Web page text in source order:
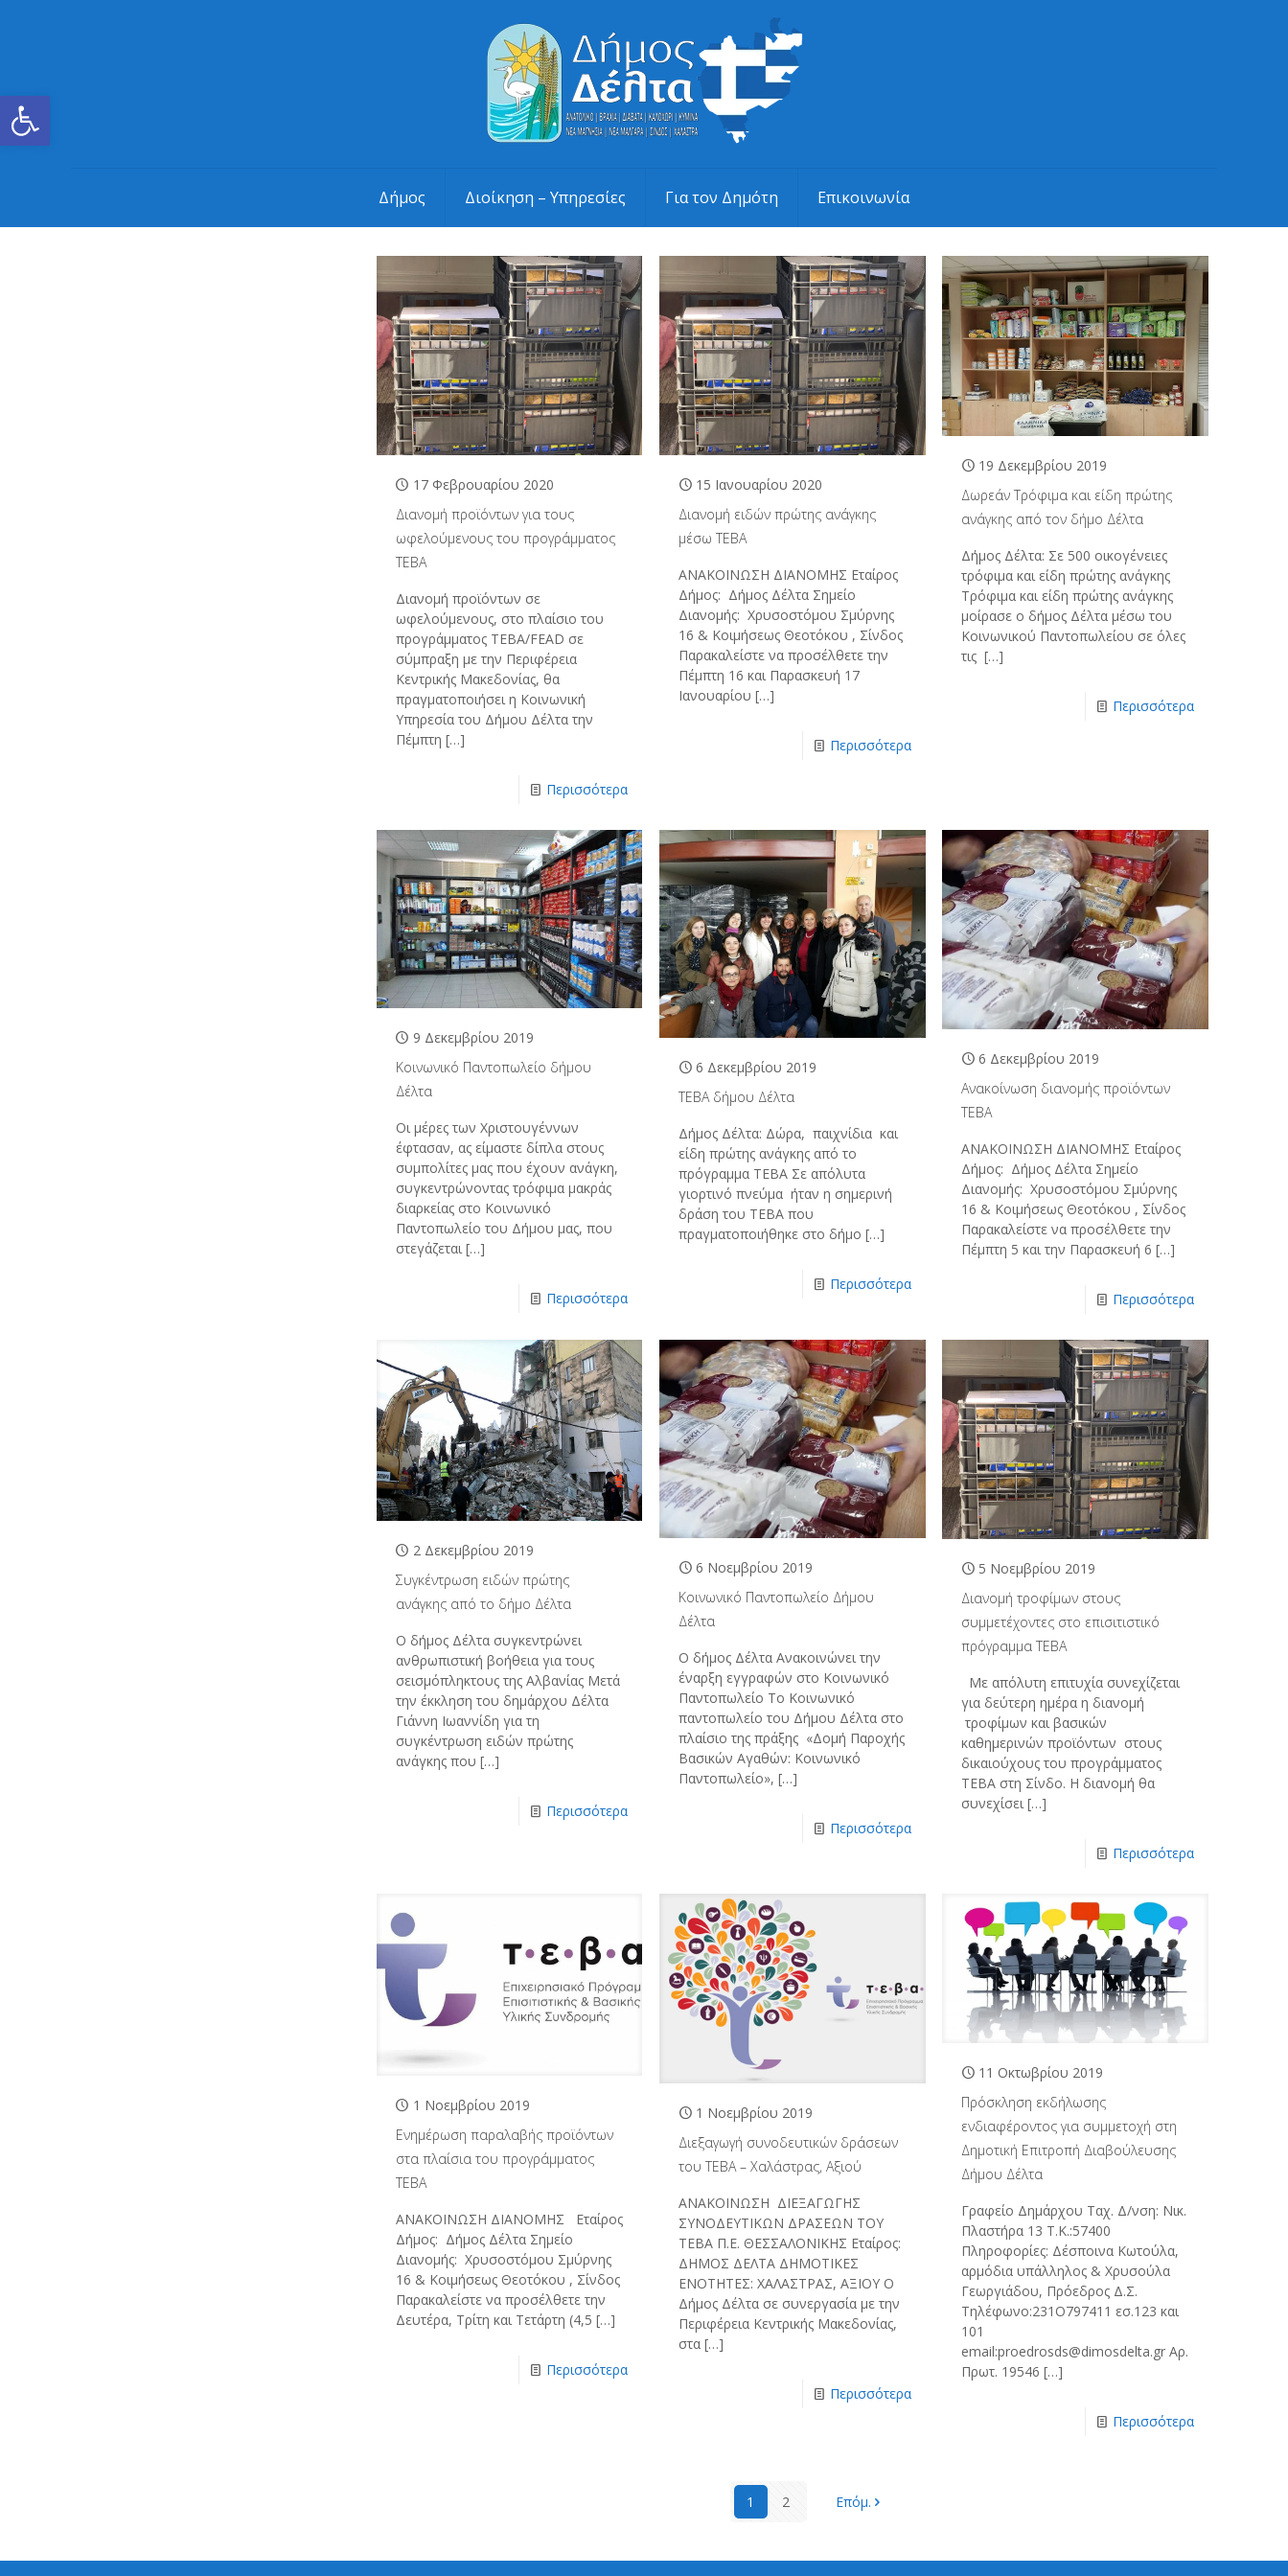
Ανοίξτε τη γραμμή εργαλείων
Δήμος Διοίκηση – Υπηρεσίες Για τον Δημότη Επικοινωνία
17 Φεβρουαρίου 2020
Διανομή προϊόντων για τους
ωφελούμενους του προγράμματος
ΤΕΒΑ
Διανομή προϊόντων σε
ωφελούμενους, στο πλαίσιο του
προγράμματος ΤΕΒΑ/FEAD σε
σύμπραξη με την Περιφέρεια
Κεντρικής Μακεδονίας, θα
πραγματοποιήσει η Κοινωνική
Υπηρεσία του Δήμου Δέλτα την
Πέμπτη […]
Περισσότερα
15 Ιανουαρίου 2020
Διανομή ειδών πρώτης ανάγκης
μέσω ΤΕΒΑ
ΑΝΑΚΟΙΝΩΣΗ ΔΙΑΝΟΜΗΣ Εταίρος
Δήμος: Δήμος Δέλτα Σημείο
Διανομής: Χρυσοστόμου Σμύρνης
16 & Κοιμήσεως Θεοτόκου , Σίνδος
Παρακαλείστε να προσέλθετε την
Πέμπτη 16 και Παρασκευή 17
Ιανουαρίου […]
Περισσότερα
19 Δεκεμβρίου 2019
Δωρεάν Τρόφιμα και είδη πρώτης
ανάγκης από τον δήμο Δέλτα
Δήμος Δέλτα: Σε 500 οικογένειες
τρόφιμα και είδη πρώτης ανάγκης
Τρόφιμα και είδη πρώτης ανάγκης
μοίρασε ο δήμος Δέλτα μέσω του
Κοινωνικού Παντοπωλείου σε όλες
τις […]
Περισσότερα
9 Δεκεμβρίου 2019
Κοινωνικό Παντοπωλείο δήμου
Δέλτα
Οι μέρες των Χριστουγέννων
έφτασαν, ας είμαστε δίπλα στους
συμπολίτες μας που έχουν ανάγκη,
συγκεντρώνοντας τρόφιμα μακράς
διαρκείας στο Κοινωνικό
Παντοπωλείο του Δήμου μας, που
στεγάζεται[…]
Περισσότερα
6 Δεκεμβρίου 2019
TEBA δήμου Δέλτα
Δήμος Δέλτα: Δώρα, παιχνίδια και
είδη πρώτης ανάγκης από το
πρόγραμμα ΤΕΒΑ Σε απόλυτα
γιορτινό πνεύμα ήταν η σημερινή
δράση του ΤΕΒΑ που
πραγματοποιήθηκε στο δήμο […]
Περισσότερα
6 Δεκεμβρίου 2019
Ανακοίνωση διανομής προϊόντων
ΤΕΒΑ
ΑΝΑΚΟΙΝΩΣΗ ΔΙΑΝΟΜΗΣ Εταίρος
Δήμος: Δήμος Δέλτα Σημείο
Διανομής: Χρυσοστόμου Σμύρνης
16 & Κοιμήσεως Θεοτόκου , Σίνδος
Παρακαλείστε να προσέλθετε την
Πέμπτη 5 και την Παρασκευή 6 […]
Περισσότερα
2 Δεκεμβρίου 2019
Συγκέντρωση ειδών πρώτης
ανάγκης από το δήμο Δέλτα
Ο δήμος Δέλτα συγκεντρώνει
ανθρωπιστική βοήθεια για τους
σεισμόπληκτους της Αλβανίας Μετά
την έκκληση του δημάρχου Δέλτα
Γιάννη Ιωαννίδη για τη
συγκέντρωση ειδών πρώτης
ανάγκης που […]
Περισσότερα
6 Νοεμβρίου 2019
Κοινωνικό Παντοπωλείο Δήμου
Δέλτα
Ο δήμος Δέλτα Ανακοινώνει την
έναρξη εγγραφών στο Κοινωνικό
Παντοπωλείο Το Κοινωνικό
παντοπωλείο του Δήμου Δέλτα στο
πλαίσιο της πράξης «Δομή Παροχής
Βασικών Αγαθών: Κοινωνικό
Παντοπωλείο», […]
Περισσότερα
5 Νοεμβρίου 2019
Διανομή τροφίμων στους
συμμετέχοντες στο επισιτιστικό
πρόγραμμα ΤΕΒΑ
Με απόλυτη επιτυχία συνεχίζεται
για δεύτερη ημέρα η διανομή
τροφίμων και βασικών
καθημερινών προϊόντων στους
δικαιούχους του προγράμματος
ΤΕΒΑ στη Σίνδο. Η διανομή θα
συνεχίσει[…]
Περισσότερα
1 Νοεμβρίου 2019
Ενημέρωση παραλαβής προϊόντων
στα πλαίσια του προγράμματος
ΤΕΒΑ
ΑΝΑΚΟΙΝΩΣΗ ΔΙΑΝΟΜΗΣ Εταίρος
Δήμος: Δήμος Δέλτα Σημείο
Διανομής: Χρυσοστόμου Σμύρνης
16 & Κοιμήσεως Θεοτόκου , Σίνδος
Παρακαλείστε να προσέλθετε την
Δευτέρα, Τρίτη και Τετάρτη (4,5 […]
Περισσότερα
1 Νοεμβρίου 2019
Διεξαγωγή συνοδευτικών δράσεων
του ΤΕΒΑ – Χαλάστρας, Αξιού
ΑΝΑΚΟΙΝΩΣΗ ΔΙΕΞΑΓΩΓΗΣ
ΣΥΝΟΔΕΥΤΙΚΩΝ ΔΡΑΣΕΩΝ ΤΟΥ
ΤΕΒΑ Π.Ε. ΘΕΣΣΑΛΟΝΙΚΗΣ Εταίρος:
ΔΗΜΟΣ ΔΕΛΤΑ ΔΗΜΟΤΙΚΕΣ
ΕΝΟΤΗΤΕΣ: ΧΑΛΑΣΤΡΑΣ, ΑΞΙΟΥ Ο
Δήμος Δέλτα σε συνεργασία με την
Περιφέρεια Κεντρικής Μακεδονίας,
στα […]
Περισσότερα
11 Οκτωβρίου 2019
Πρόσκληση εκδήλωσης
ενδιαφέροντος για συμμετοχή στη
Δημοτική Επιτροπή Διαβούλευσης
Δήμου Δέλτα
Γραφείο Δημάρχου Ταχ. Δ/νση: Νικ.
Πλαστήρα 13 Τ.Κ.:57400
Πληροφορίες: Δέσποινα Κωτούλα,
αρμόδια υπάλληλος & Χρυσούλα
Γεωργιάδου, Πρόεδρος Δ.Σ.
Τηλέφωνο:231Ο797411 εσ.123 και
101
email:proedrosds@dimosdelta.gr Αρ.
Πρωτ. 19546 […]
Περισσότερα
1 2 Επόμ.